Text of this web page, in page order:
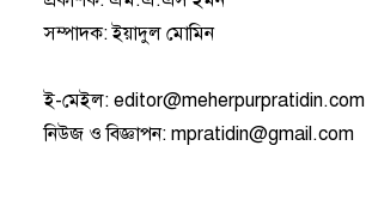
সম্পাদক: ইয়াদুল মোমিন
ই-মেইল:editor@meherpurpratidin.com
নিউজ ও বিজ্ঞাপন:mpratidin@gmail.com